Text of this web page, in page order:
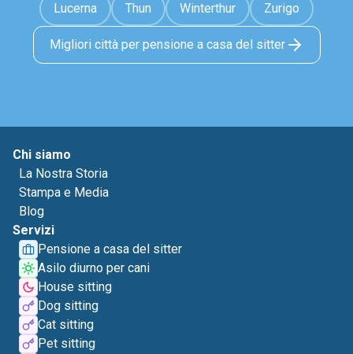
Lucerna Thun Winterthur Zurigo
Migliori città per pensione a casa del sitter
Chi siamo
La Nostra Storia
Stampa e Media
Blog
Servizi
Pensione a casa del sitter
Asilo diurno per cani
House sitting
Dog sitting
Cat sitting
Pet sitting